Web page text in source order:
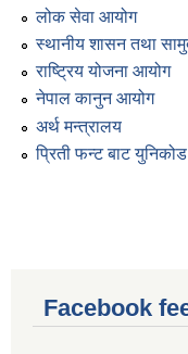
लोक सेवा आयोग
स्थानीय शासन तथा
राष्ट्रिय योजना आयोग
नेपाल कानुन आयोग
अर्थ मन्त्रालय
प्रिती फन्ट बाट
Facebook